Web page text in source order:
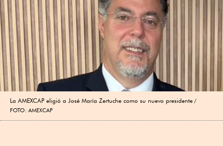
La AMEXCAP eligió a José María Zertuche como su nuevo presidente
FOTO: AMEXCAP